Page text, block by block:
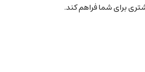
برای شما فراهم کند.